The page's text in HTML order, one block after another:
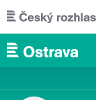
Přejít k hlavnímu